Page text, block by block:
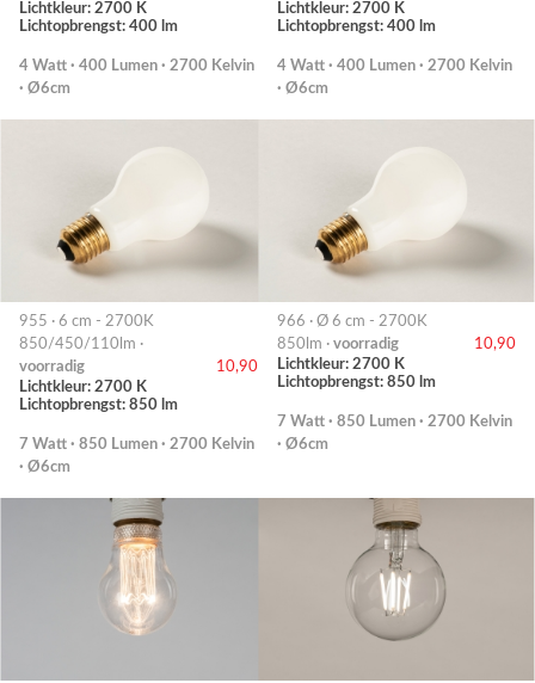
Lichtkleur: 2700 K
Lichtopbrengst: 400 lm
4 Watt · 400 Lumen · 2700 Kelvin
· Ø6cm
Lichtkleur: 2700 K
Lichtopbrengst: 400 lm
4 Watt · 400 Lumen · 2700 Kelvin
· Ø6cm
955 · 6 cm - 2700K
850/450/110lm ·
voorradig
10,90
Lichtkleur: 2700 K
Lichtopbrengst: 850 lm
7 Watt · 850 Lumen · 2700 Kelvin
· Ø6cm
966 · Ø 6 cm - 2700K
850lm · voorradig
10,90
Lichtkleur: 2700 K
Lichtopbrengst: 850 lm
7 Watt · 850 Lumen · 2700 Kelvin
· Ø6cm